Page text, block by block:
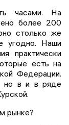
часами. На
более 200
столько же
угодно. Наши
практически
есть на
Федерации.
но в и в ряде
рынке?